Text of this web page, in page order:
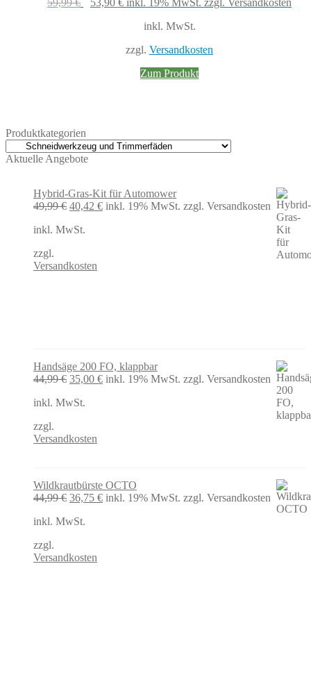
59,99€ 53,90 € inkl. 19% MwSt. zzgl. Versandkosten
inkl. MwSt.
zzgl. Versandkosten
Zum Produkt
Produktkategorien
Aktuelle Angebote
Hybrid-Gras-Kit für Automower
49,99€ Ursprünglicher
war:
40,42 €Aktueller
inkl. 19% MwSt. zzgl. Versandkosten
inkl. MwSt.
zzgl.
Versandkosten
Handsäge 200 FO, klappbar
44,99€ Ursprünglicher
war:
35,00 €Aktueller
inkl. 19% MwSt. zzgl. Versandkosten
inkl. MwSt.
zzgl.
Versandkosten
Wildkrautbürste OCTO
44,99€ Ursprünglicher
war:
36,75 €Aktueller
inkl. 19% MwSt. zzgl. Versandkosten
inkl. MwSt.
zzgl.
Versandkosten